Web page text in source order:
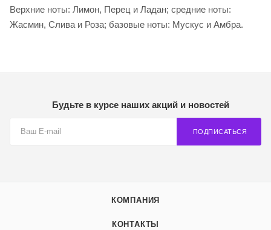
Верхние ноты: Лимон, Перец и Ладан; средние ноты:
Жасмин, Слива и Роза; базовые ноты: Мускус и Амбра.
Будьте в курсе наших акций и новостей
ПОДПИСАТЬСЯ
КОМПАНИЯ
КОНТАКТЫ